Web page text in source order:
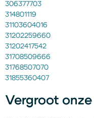
306377703
314801119
31103604016
31202259660
31202417542
31708509666
31768507070
31855360407
Vergroot